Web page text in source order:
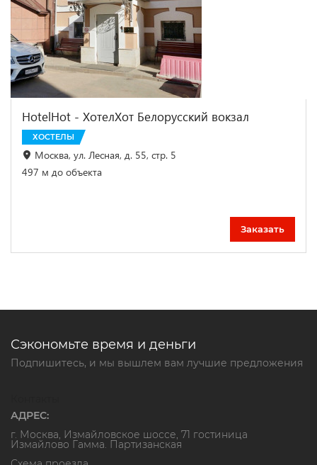
HotelHot - ХотелХот Белорусский вокзал
ХОСТЕЛЫ
Москва, ул. Лесная, д. 55, стр. 5
497 м до объекта
Заказать
Сэкономьте время и деньги
Подпишитесь, и мы вышлем вам лучшие предложения
АДРЕС:
г. Москва, Измайловское шоссе, 71 гостиница
Измайлово Гамма. Партизанская